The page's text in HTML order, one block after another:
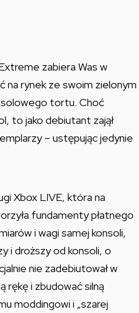
zabiera Was w
rynek ze swoim zielonym
tortu. Choć
to jako debiutant zajął
– ustępując jedynie
Xbox LIVE, która na
fundamenty płatnego
i wagi samej konsoli,
i droższy od konsoli, o
nie zadebiutował w
rękę i zbudować silną
moddingowi i „szarej